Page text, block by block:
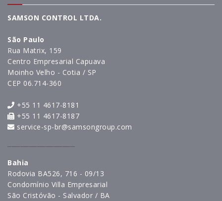
SAMSON CONTROL LTDA.
São Paulo
Rua Matrix, 159
Centro Empresarial Capuava
Moinho Velho - Cotia / SP
CEP 06.714-360
+55 11 4617-8181
+55 11 4617-8187
service-sp-br@samsongroup.com
Bahia
Rodovia BA526, 716 - 09/13
Condomínio Villa Empresarial
São Cristóvão - Salvador / BA